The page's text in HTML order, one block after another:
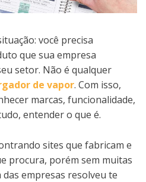
você precisa
que sua empresa
setor. Não é qualquer
de vapor. Com isso,
marcas, funcionalidade,
entender o que é.
sites que fabricam e
procura, porém sem muitas
empresas resolveu te